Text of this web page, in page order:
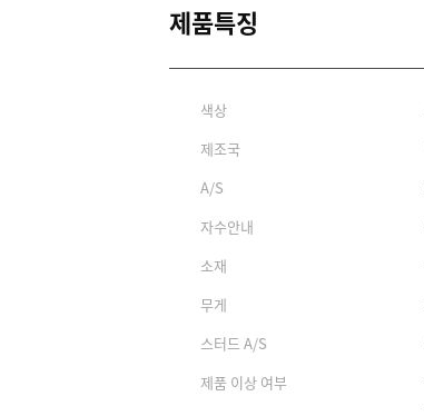
제품특징
색상
제조국
A/S
자수안내
소재
무게
스터드 A/S
제품 이상 여부